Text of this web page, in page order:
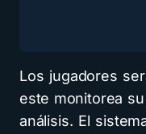
Los jugadores
este monitorea
análisis. El